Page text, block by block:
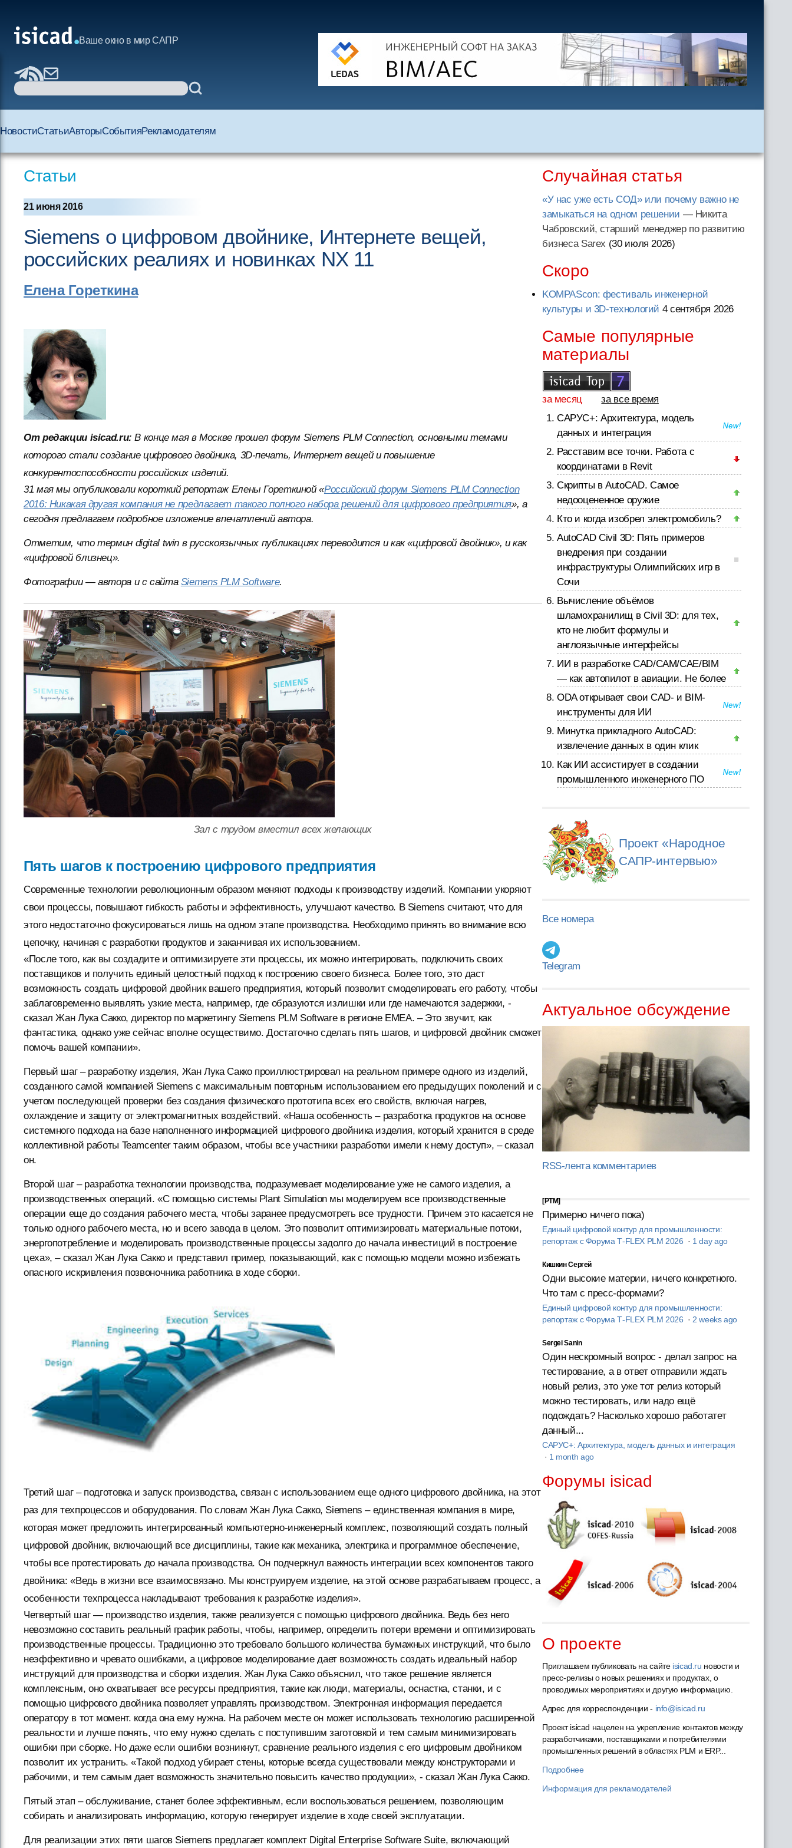
Ваше окно в мир САПР
НовостиСтатьиАвторыСобытияРекламодателям
Статьи
21 июня 2016
Siemens о цифровом двойнике, Интернете вещей,
российских реалиях и новинках NX 11
Елена Гореткина
От редакции isicad.ru: В конце мая в Москве прошел форум Siemens PLM Connection, основными темами
которого стали создание цифрового двойника, 3D-печать, Интернет вещей и повышение
конкурентоспособности российских изделий.
31 мая мы опубликовали короткий репортаж Елены Гореткиной «Российский форум Siemens PLM Connection
2016: Никакая другая компания не предлагает такого полного набора решений для цифрового предприятия», а
сегодня предлагаем подробное изложение впечатлений автора.
Отметим, что термин digital twin в русскоязычных публикациях переводится и как «цифровой двойник», и как
«цифровой близнец».
Фотографии — автора и с сайта Siemens PLM Software.
Зал с трудом вместил всех желающих
Пять шагов к построению цифрового предприятия
Современные технологии революционным образом меняют подходы к производству изделий. Компании укоряют
свои процессы, повышают гибкость работы и эффективность, улучшают качество. В Siemens считают, что для
этого недостаточно фокусироваться лишь на одном этапе производства. Необходимо принять во внимание всю
цепочку, начиная с разработки продуктов и заканчивая их использованием.
«После того, как вы создадите и оптимизируете эти процессы, их можно интегрировать, подключить своих
поставщиков и получить единый целостный подход к построению своего бизнеса. Более того, это даст
возможность создать цифровой двойник вашего предприятия, который позволит смоделировать его работу, чтобы
заблаговременно выявлять узкие места, например, где образуются излишки или где намечаются задержки, -
сказал Жан Лука Сакко, директор по маркетингу Siemens PLM Software в регионе EMEA. – Это звучит, как
фантастика, однако уже сейчас вполне осуществимо. Достаточно сделать пять шагов, и цифровой двойник сможет
помочь вашей компании».
Первый шаг – разработку изделия, Жан Лука Сакко проиллюстрировал на реальном примере одного из изделий,
созданного самой компанией Siemens с максимальным повторным использованием его предыдущих поколений и с
учетом последующей проверки без создания физического прототипа всех его свойств, включая нагрев,
охлаждение и защиту от электромагнитных воздействий. «Наша особенность – разработка продуктов на основе
системного подхода на базе наполненного информацией цифрового двойника изделия, который хранится в среде
коллективной работы Teamcenter таким образом, чтобы все участники разработки имели к нему доступ», – сказал
он.
Второй шаг – разработка технологии производства, подразумевает моделирование уже не самого изделия, а
производственных операций. «С помощью системы Plant Simulation мы моделируем все производственные
операции еще до создания рабочего места, чтобы заранее предусмотреть все трудности. Причем это касается не
только одного рабочего места, но и всего завода в целом. Это позволит оптимизировать материальные потоки,
энергопотребление и моделировать производственные процессы задолго до начала инвестиций в построение
цеха», – сказал Жан Лука Сакко и представил пример, показывающий, как с помощью модели можно избежать
опасного искривления позвоночника работника в ходе сборки.
Третий шаг – подготовка и запуск производства, связан с использованием еще одного цифрового двойника, на этот
раз для техпроцессов и оборудования. По словам Жан Лука Сакко, Siemens – единственная компания в мире,
которая может предложить интегрированный компьютерно-инженерный комплекс, позволяющий создать полный
цифровой двойник, включающий все дисциплины, такие как механика, электрика и программное обеспечение,
чтобы все протестировать до начала производства. Он подчеркнул важность интеграции всех компонентов такого
двойника: «Ведь в жизни все взаимосвязано. Мы конструируем изделие, на этой основе разрабатываем процесс, а
особенности техпроцесса накладывают требования к разработке изделия».
Четвертый шаг — производство изделия, также реализуется с помощью цифрового двойника. Ведь без него
невозможно составить реальный график работы, чтобы, например, определить потери времени и оптимизировать
производственные процессы. Традиционно это требовало большого количества бумажных инструкций, что было
неэффективно и чревато ошибками, а цифровое моделирование дает возможность создать идеальный набор
инструкций для производства и сборки изделия. Жан Лука Сакко объяснил, что такое решение является
комплексным, оно охватывает все ресурсы предприятия, такие как люди, материалы, оснастка, станки, и с
помощью цифрового двойника позволяет управлять производством. Электронная информация передается
оператору в тот момент. когда она ему нужна. На рабочем месте он может использовать технологию расширенной
реальности и лучше понять, что ему нужно сделать с поступившим заготовкой и тем самым минимизировать
ошибки при сборке. Но даже если ошибки возникнут, сравнение реального изделия с его цифровым двойником
позволит их устранить. «Такой подход убирает стены, которые всегда существовали между конструкторами и
рабочими, и тем самым дает возможность значительно повысить качество продукции», - сказал Жан Лука Сакко.
Пятый этап – обслуживание, станет более эффективным, если воспользоваться решением, позволяющим
собирать и анализировать информацию, которую генерирует изделие в ходе своей эксплуатации.
Для реализации этих пяти шагов Siemens предлагает комплект Digital Enterprise Software Suite, включающий
Случайная статья
«У нас уже есть СОД» или почему важно не
замыкаться на одном решении — Никита
Чабровский, старший менеджер по развитию
бизнеса Sarex (30 июля 2026)
Скоро
KOMPAScon: фестиваль инженерной
культуры и 3D-технологий 4 сентября 2026
Самые популярные
материалы
за месяц
за все время
САРУС+: Архитектура, модель
данных и интеграция
Расставим все точки. Работа с
координатами в Revit
Скрипты в AutoCAD. Самое
недооцененное оружие
Кто и когда изобрел электромобиль?
AutoCAD Civil 3D: Пять примеров
внедрения при создании
инфраструктуры Олимпийских игр в
Сочи
Вычисление объёмов
шламохранилищ в Civil 3D: для тех,
кто не любит формулы и
англоязычные интерфейсы
ИИ в разработке CAD/CAM/CAE/BIM
— как автопилот в авиации. Не более
ODA открывает свои CAD- и BIM-
инструменты для ИИ
Минутка прикладного AutoCAD:
извлечение данных в один клик
Как ИИ ассистирует в создании
промышленного инженерного ПО
Проект «Народное
САПР-интервью»
Все номера
Telegram
Актуальное обсуждение
RSS-лента комментариев
[PTM]
Примерно ничего пока)
Единый цифровой контур для промышленности:
репортаж с Форума T‑FLEX PLM 2026 · 1 day ago
Кишкин Сергей
Одни высокие материи, ничего конкретного.
Что там с пресс-формами?
Единый цифровой контур для промышленности:
репортаж с Форума T‑FLEX PLM 2026 · 2 weeks ago
Sergei Sanin
Один нескромный вопрос - делал запрос на
тестирование, а в ответ отправили ждать
новый релиз, это уже тот релиз который
можно тестировать, или надо ещё
подождать? Насколько хорошо работатет
данный...
САРУС+: Архитектура, модель данных и интеграция
· 1 month ago
Форумы isicad
О проекте
Приглашаем публиковать на сайте isicad.ru новости и
пресс-релизы о новых решениях и продуктах, о
проводимых мероприятиях и другую информацию.
Адрес для корреспонденции - info@isicad.ru
Проект isicad нацелен на укрепление контактов между
разработчиками, поставщиками и потребителями
промышленных решений в областях PLM и ERP...
Подробнее
Информация для рекламодателей